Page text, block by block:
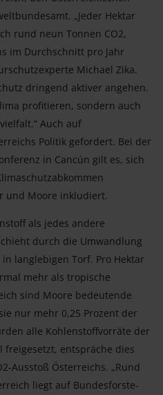
„Jeder Hektar
rund neun Tonnen CO2,
im Durchschnitt pro Jahr
Michael Zika.
dringend aktiver angehen.
profitieren, sondern auch
Auch auf
Politik gefordert. Bei der
in Cancún gilt es, sich
und Moore inkludiert.
als jedes andere
durch die Umwandlung
langlebigen Torf. Pro Hektar
mehr als tropische
sind Moore bedeutende
nur mehr 0,25 Prozent der
alle Kohlenstoffvorräte der
freigesetzt, entspräche dies
Ausstoß Österreichs. „Rund
liegt auf Bundesforste-